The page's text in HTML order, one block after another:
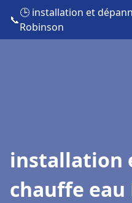
📞
🕒 installation et
Robinson
installation
chauffe eau